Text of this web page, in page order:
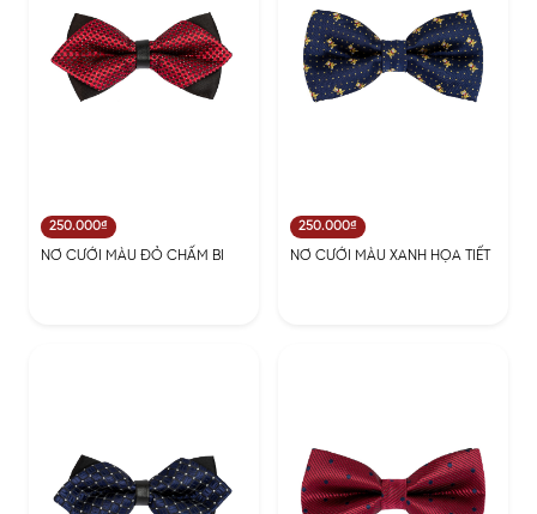
250.000₫
NƠ CƯỚI MÀU ĐỎ CHẤM BI
250.000₫
NƠ CƯỚI MÀU XANH HỌA TIẾT